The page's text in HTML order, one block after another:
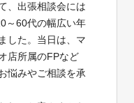
、出張相談会には
～60代の幅広い年
した。当日は、マ
店所属のFPなど
悩みやご相談を承